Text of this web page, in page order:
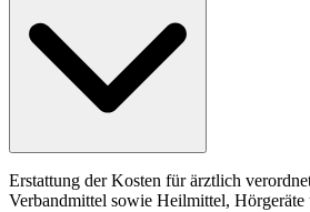
Erstattung der Kosten für ärztlich
Verbandmittel sowie Heilmittel,